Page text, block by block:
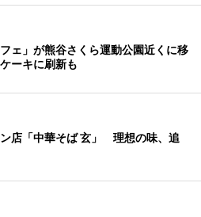
フェ」が熊谷さくら運動公園近くに移
ーキに刷新も
店「中華そば 玄」 理想の味、追